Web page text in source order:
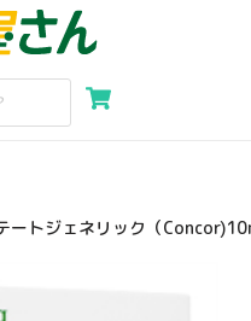
ートジェネリック（